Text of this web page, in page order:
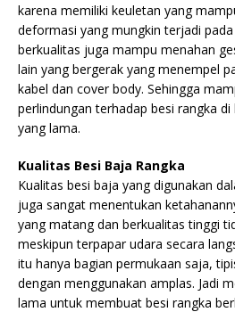
karena memiliki keuletan yang
deformasi yang mungkin terjadi
berkualitas juga mampu menahan
lain yang bergerak yang menempel
kabel dan cover body. Sehingga
perlindungan terhadap besi rangka
yang lama.
Kualitas Besi Baja Rangka
Kualitas besi baja yang digunakan
juga sangat menentukan
yang matang dan berkualitas tinggi
meskipun terpapar udara secara
itu hanya bagian permukaan saja,
dengan menggunakan amplas. Jadi
lama untuk membuat besi rangka